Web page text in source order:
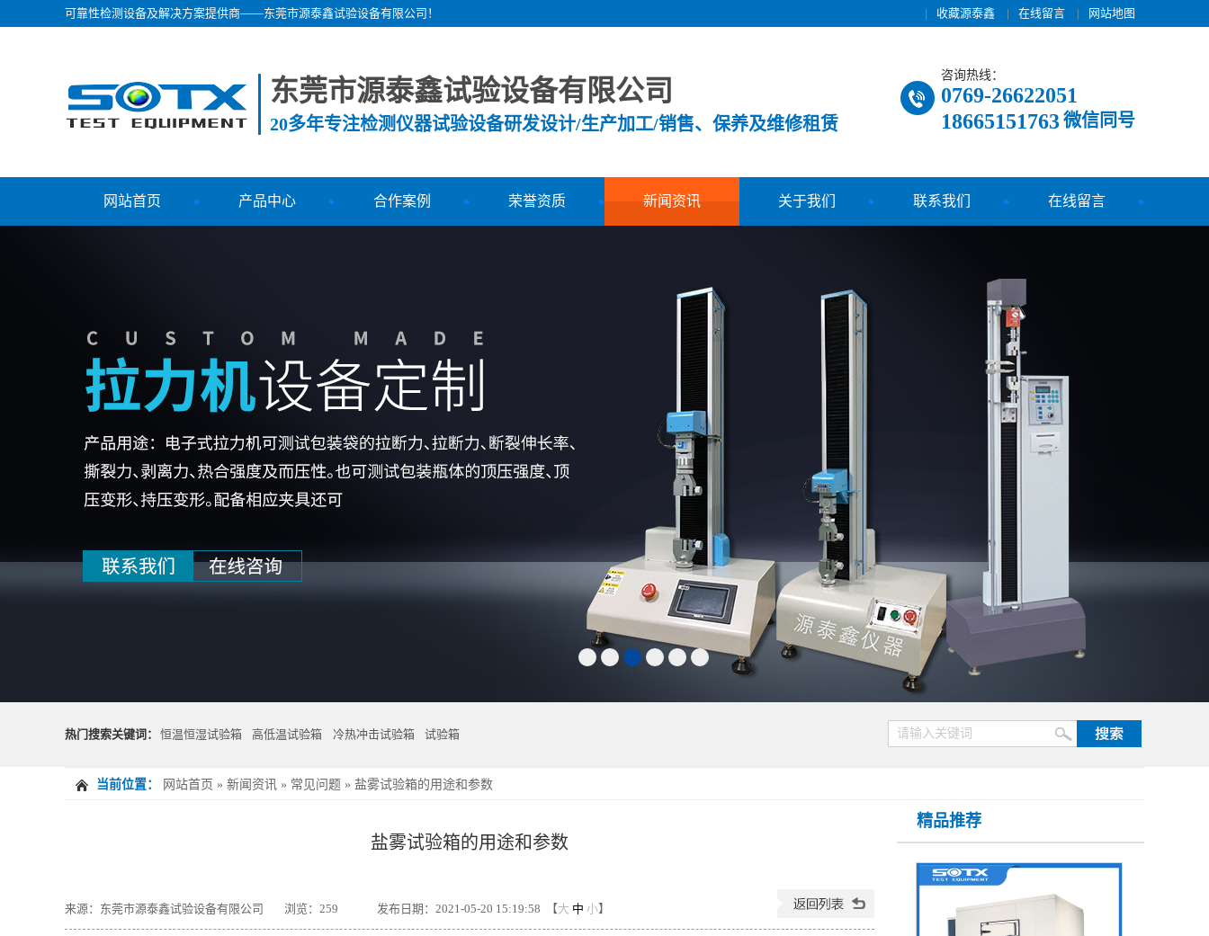
可靠性检测设备及解决方案提供商——东莞市源泰鑫试验设备有限公司！ | 收藏源泰鑫 | 在线留言 | 网站地图
东莞市源泰鑫试验设备有限公司
20多年专注检测仪器试验设备研发设计/生产加工/销售、保养及维修租赁
咨询热线：
0769-26622051
18665151763微信同号
网站首页 产品中心 合作案例 荣誉资质 新闻资讯 关于我们 联系我们 在线留言
热门搜索关键词： 恒温恒湿试验箱 高低温试验箱 冷热冲击试验箱 试验箱
当前位置： 网站首页 » 新闻资讯 » 常见问题 » 盐雾试验箱的用途和参数
盐雾试验箱的用途和参数
来源：东莞市源泰鑫试验设备有限公司 浏览： 259 发布日期：2021-05-20 15:19:58 【大 中 小】
精品推荐